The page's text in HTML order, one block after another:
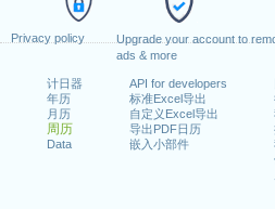
Privacy policy
Upgrade your account to
ads & more
计日器
年历
月历
周历
Data
API for developers
标准Excel导出
自定义Excel导出
导出PDF日历
嵌入小部件